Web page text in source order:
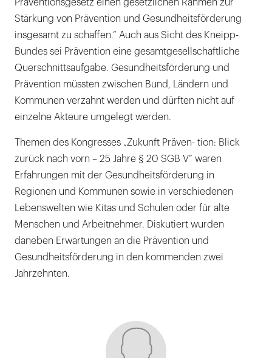
Präventionsgesetz einen gesetzlichen Rahmen zur
Stärkung von Prävention und Gesundheitsförderung
insgesamt zu schaffen.“ Auch aus Sicht des Kneipp-
Bundes sei Prävention eine gesamtgesellschaftliche
Querschnittsaufgabe. Gesundheitsförderung und
Prävention müssten zwischen Bund, Ländern und
Kommunen verzahnt werden und dürften nicht auf
einzelne Akteure umgelegt werden.
Themen des Kongresses „Zukunft Präven- tion: Blick
zurück nach vorn – 25 Jahre § 20 SGB V“ waren
Erfahrungen mit der Gesundheitsförderung in
Regionen und Kommunen sowie in verschiedenen
Lebenswelten wie Kitas und Schulen oder für alte
Menschen und Arbeitnehmer. Diskutiert wurden
daneben Erwartungen an die Prävention und
Gesundheitsförderung in den kommenden zwei
Jahrzehnten.